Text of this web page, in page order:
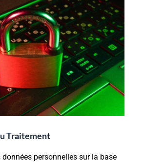
Traitement
personnelles sur la base